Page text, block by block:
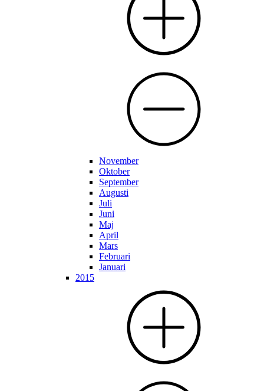
November
Oktober
September
Augusti
Juli
Juni
Maj
April
Mars
Februari
Januari
2015